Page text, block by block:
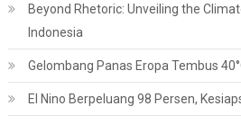
Beyond Rhetoric: Unveiling the
Indonesia
Gelombang Panas Eropa Tembus
El Nino Berpeluang 98 Persen,